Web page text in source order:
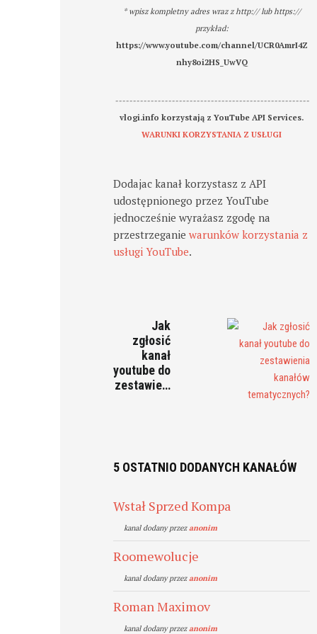
* wpisz kompletny adres wraz z http:// lub https://
przykład:
https://www.youtube.com/channel/UCR0AmrI4Z
nhy8oi2HS_UwVQ
-------------------------------------------------------
vlogi.info korzystają z YouTube API Services.
WARUNKI KORZYSTANIA Z USŁUGI
Dodajac kanał korzystasz z API
udostępnionego przez YouTube
jednocześnie wyrażasz zgodę na
przestrzeganiewarunków korzystania z
usługi YouTube.
Jak
zgłosić
kanał
youtube do
zestawie…
5 OSTATNIO DODANYCH KANAŁÓW
Wstał Sprzed Kompa
kanal dodany przezanonim
Roomewolucje
kanal dodany przezanonim
Roman Maximov
kanal dodany przezanonim